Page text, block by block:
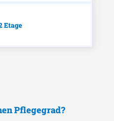
Etage
Pflegegrad?